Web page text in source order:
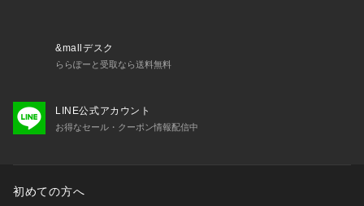
&mallデスク
ららぽーと受取なら送料無料
LINE公式アカウント
お得なセール・クーポン情報配信中
初めての方へ